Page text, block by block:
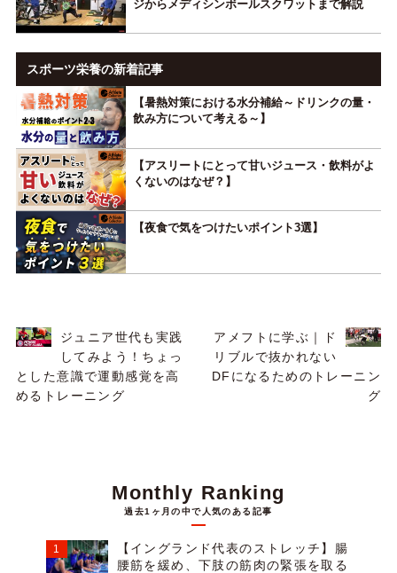
ジからメディシンボールスクワットまで解説
スポーツ栄養の新着記事
【暑熱対策における水分補給～ドリンクの量・
飲み方について考える～】
【アスリートにとって甘いジュース・飲料がよ
くないのはなぜ？】
【夜食で気をつけたいポイント3選】
ジュニア世代も実践
してみよう！ちょっ
とした意識で運動感覚を高
めるトレーニング
アメフトに学ぶ｜ド
リブルで抜かれない
DFになるためのトレーニン
グ
Monthly Ranking
過去1ヶ月の中で人気のある記事
【イングランド代表のストレッチ】腸
腰筋を緩め、下肢の筋肉の緊張を取る